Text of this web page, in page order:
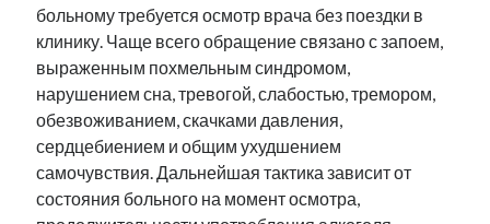
больному требуется осмотр врача без поездки в
клинику. Чаще всего обращение связано с запоем,
выраженным похмельным синдромом,
нарушением сна, тревогой, слабостью, тремором,
обезвоживанием, скачками давления,
сердцебиением и общим ухудшением
самочувствия. Дальнейшая тактика зависит от
состояния больного на момент осмотра,